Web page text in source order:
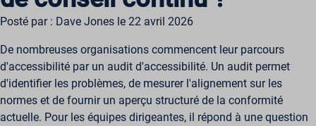
Posté par : Dave Jones le 22 avril 2026
De nombreuses organisations commencent leur parcours
d'accessibilité par un audit d'accessibilité. Un audit permet
d'identifier les problèmes, de mesurer l'alignement sur les
normes et de fournir un aperçu structuré de la conformité
actuelle. Pour les équipes dirigeantes, il répond à une question